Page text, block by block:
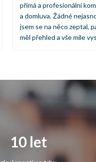
přímá a profesionální
a domluva. Žádné
jsem se na něco zeptal,
měl přehled a vše mile
doporučím dál. Děkuji za
bylo mi ctí, ať se Vám daří.
10 let